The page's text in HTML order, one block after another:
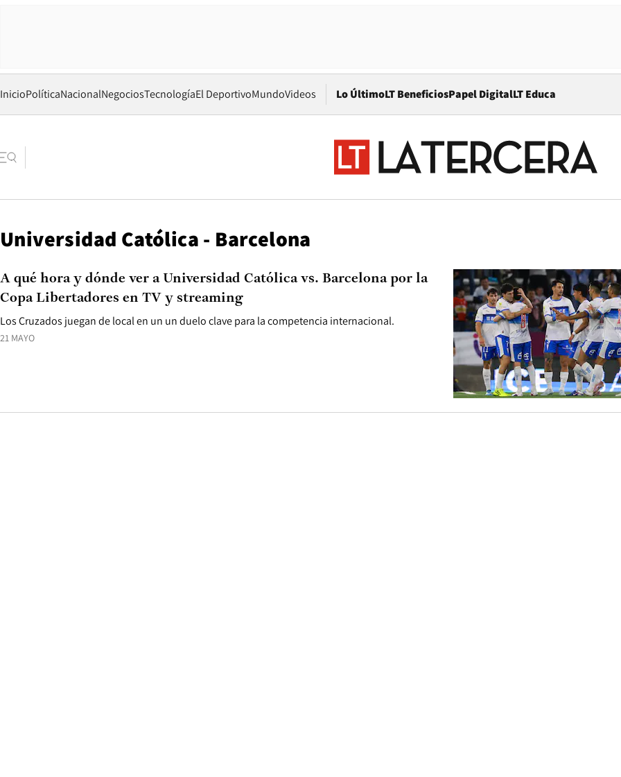
InicioPolíticaNacionalNegociosTecnologíaEl DeportivoMundoVideos Lo ÚltimoLT BeneficiosPapel DigitalOpens in new window
LT Educa
Universidad Católica - Barcelona
21 MAYO
Los Cruzados juegan de local en un un duelo clave para la competencia internacional.
A qué hora y dónde ver a Universidad Católica vs. Barcelona por la
Copa Libertadores en TV y streaming